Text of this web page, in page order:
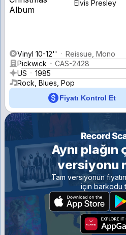
Elvis Presley
Vinyl 10-12''
Reissue, Mono
Pickwick
CAS-2428
US
1985
Rock, Blues, Pop
Fiyatı Kontrol Et
Aynı
versiyonu
Tam versiyonun
için barkodu